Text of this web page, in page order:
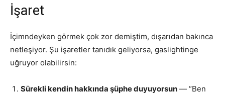
İşaret
İçimndeyken görmek çok zor demiştim, dışarıdan bakınca
netleşiyor. Şu işaretler tanıdık geliyorsa, gaslightinge
uğruyor olabilirsin:
Sürekli kendin hakkında şüphe duyuyorsun — “Ben